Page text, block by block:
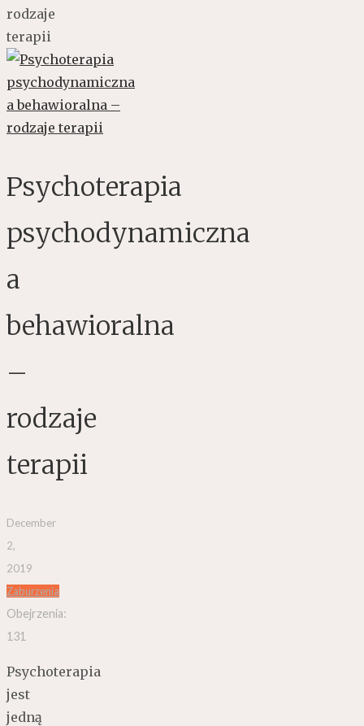
rodzaje
terapii
Psychoterapia
psychodynamiczna
a
behawioralna
–
rodzaje
terapii
December
2,
2019
Zaburzenia
Obejrzenia:
131
Psychoterapia
jest
jedną